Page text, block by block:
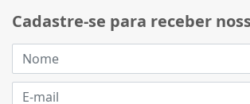
Cadastre-se para receber